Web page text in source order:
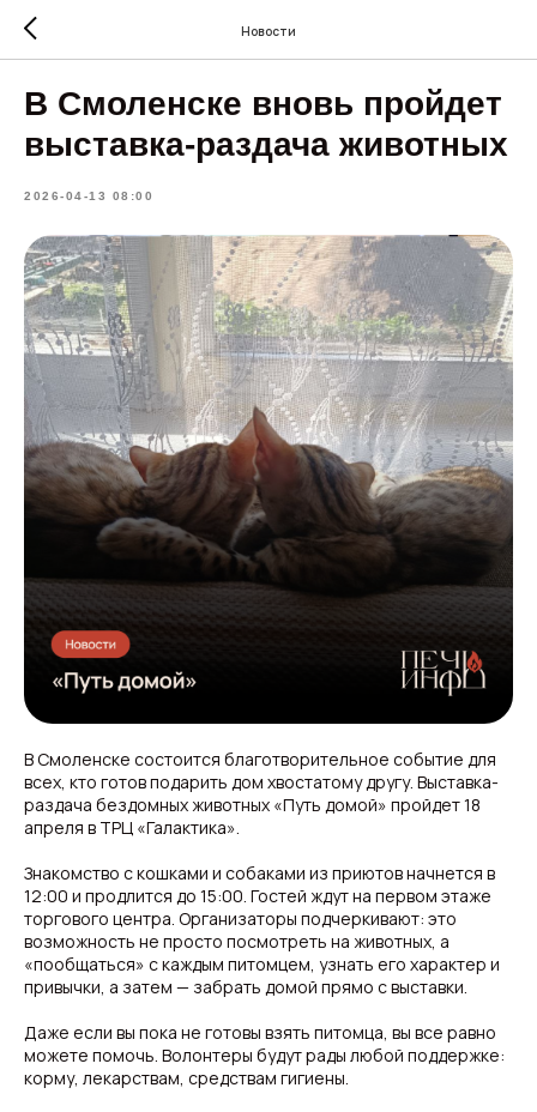
Новости
В Смоленске вновь пройдет
выставка-раздача животных
2026-04-13 08:00
В Смоленске состоится благотворительное событие для
всех, кто готов подарить дом хвостатому другу. Выставка-
раздача бездомных животных «Путь домой» пройдет 18
апреля в ТРЦ «Галактика».
Знакомство с кошками и собаками из приютов начнется в
12:00 и продлится до 15:00. Гостей ждут на первом этаже
торгового центра. Организаторы подчеркивают: это
возможность не просто посмотреть на животных, а
«пообщаться» с каждым питомцем, узнать его характер и
привычки, а затем — забрать домой прямо с выставки.
Даже если вы пока не готовы взять питомца, вы все равно
можете помочь. Волонтеры будут рады любой поддержке:
корму, лекарствам, средствам гигиены.